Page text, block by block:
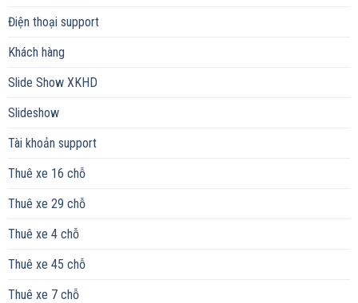
Điện thoại support
Khách hàng
Slide Show XKHD
Slideshow
Tài khoản support
Thuê xe 16 chỗ
Thuê xe 29 chỗ
Thuê xe 4 chỗ
Thuê xe 45 chỗ
Thuê xe 7 chỗ